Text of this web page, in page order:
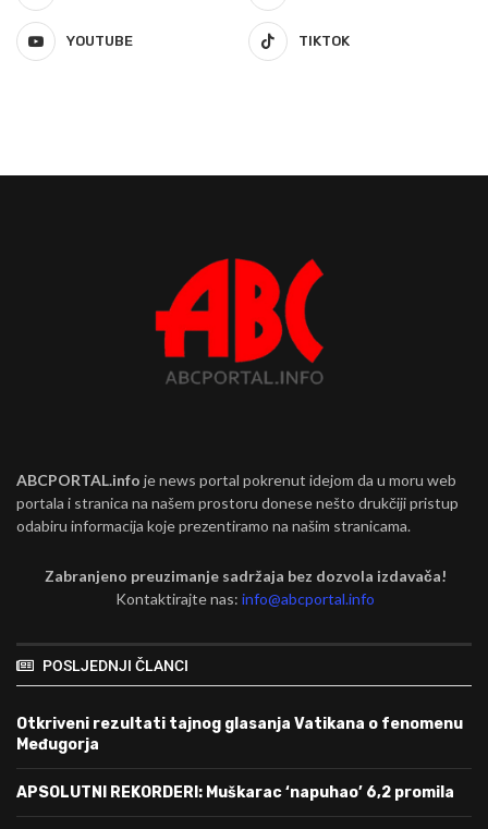
YOUTUBE TIKTOK
ABCPORTAL.info je news portal pokrenut idejom da u moru web
portala i stranica na našem prostoru donese nešto drukčiji pristup
odabiru informacija koje prezentiramo na našim stranicama.
Zabranjeno preuzimanje sadržaja bez dozvola izdavača!
Kontaktirajte nas:info@abcportal.info
POSLJEDNJI ČLANCI
Otkriveni rezultati tajnog glasanja Vatikana o fenomenu
Međugorja
APSOLUTNI REKORDERI: Muškarac ‘napuhao’ 6,2 promila